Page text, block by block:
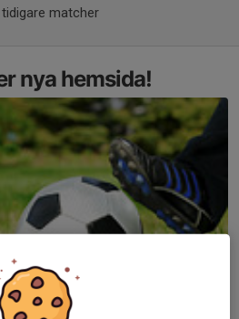
tidigare matcher
nya hemsida!